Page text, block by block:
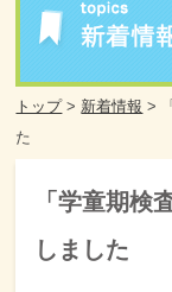
トップ> 新着情報 >
た
「学童期検
しました